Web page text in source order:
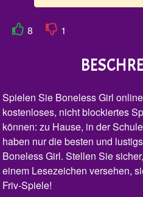
8 1
Spielen Sie Boneless Girl
kostenloses, nicht blockiertes
können: zu Hause, in der
haben nur die besten und
Boneless Girl. Stellen Sie
einem Lesezeichen versehen,
Friv-Spiele!